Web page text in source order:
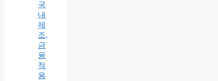
국
내
제
조,
금
융
적
용